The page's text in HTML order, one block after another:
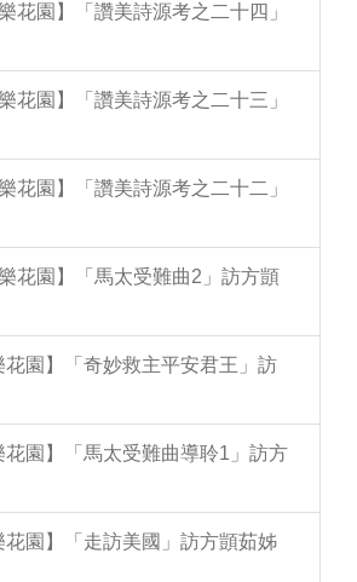
花園】「讚美詩源考之二十四」
花園】「讚美詩源考之二十三」
花園】「讚美詩源考之二十二」
花園】「馬太受難曲2」訪方顗
園】「奇妙救主平安君王」訪
園】「馬太受難曲導聆1」訪方
園】「走訪美國」訪方顗茹姊